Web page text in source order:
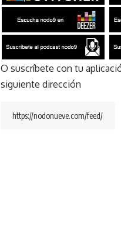
O suscríbete con tu
siguiente dirección